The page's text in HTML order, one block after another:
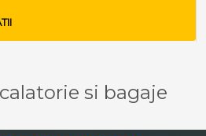
si bagaje